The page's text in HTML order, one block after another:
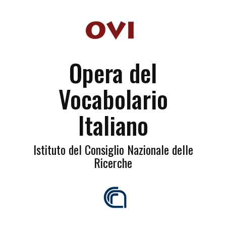
Opera del
Vocabolario
Italiano
Istituto del Consiglio Nazionale delle
Ricerche